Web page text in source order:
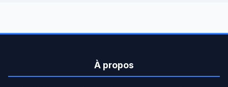
À propos